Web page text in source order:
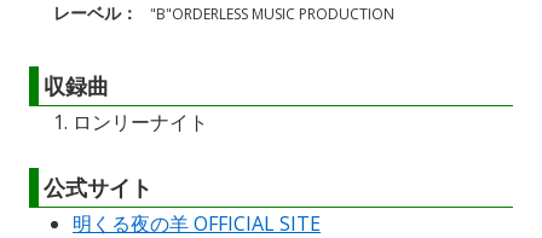
レーベル： "B"ORDERLESS MUSIC PRODUCTION
収録曲
ロンリーナイト
公式サイト
明くる夜の羊 OFFICIAL SITE